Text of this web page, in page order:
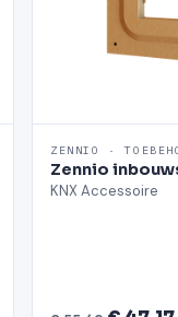
ZENNIO ·
Zennio
KNX Accessoire